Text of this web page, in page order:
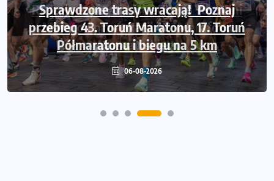
Sprawdzone trasy wracają! Poznaj
przebieg 43. Toruń Maratonu, 17. Toruń
Półmaratonu i biegu na 5 km
06-08-2026